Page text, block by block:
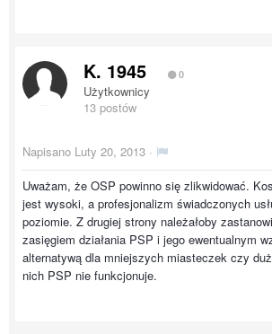
K. 1945 0
Użytkownicy
13 postów
Napisano Luty 20, 2013 ·
Uważam, że OSP powinno się zlikwidować.
jest wysoki, a profesjonalizm świadczonych
poziomie. Z drugiej strony należałoby
zasięgiem działania PSP i jego ewentualnym
alternatywą dla mniejszych miasteczek czy
nich PSP nie funkcjonuje.